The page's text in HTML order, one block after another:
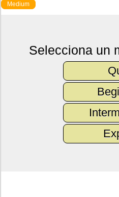
Medium
Selecciona un